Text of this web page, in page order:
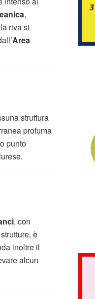
,
riva si
Area
struttura
profuma
punto
, con
è
inoltre il
alcun